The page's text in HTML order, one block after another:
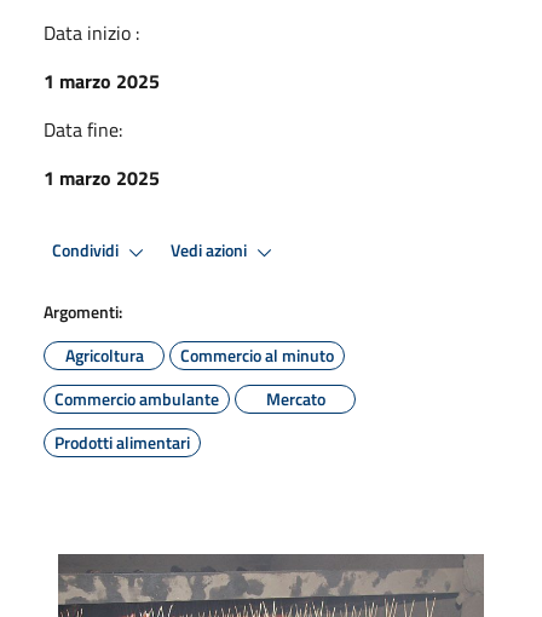
Data inizio :
1 marzo 2025
Data fine:
1 marzo 2025
Condividi Vedi azioni
Argomenti:
Agricoltura
Commercio al minuto
Commercio ambulante
Mercato
Prodotti alimentari